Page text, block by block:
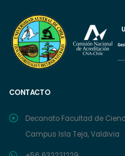
CONTACTO
Decanato Facultad de
Campus Isla Teja, Valdivia